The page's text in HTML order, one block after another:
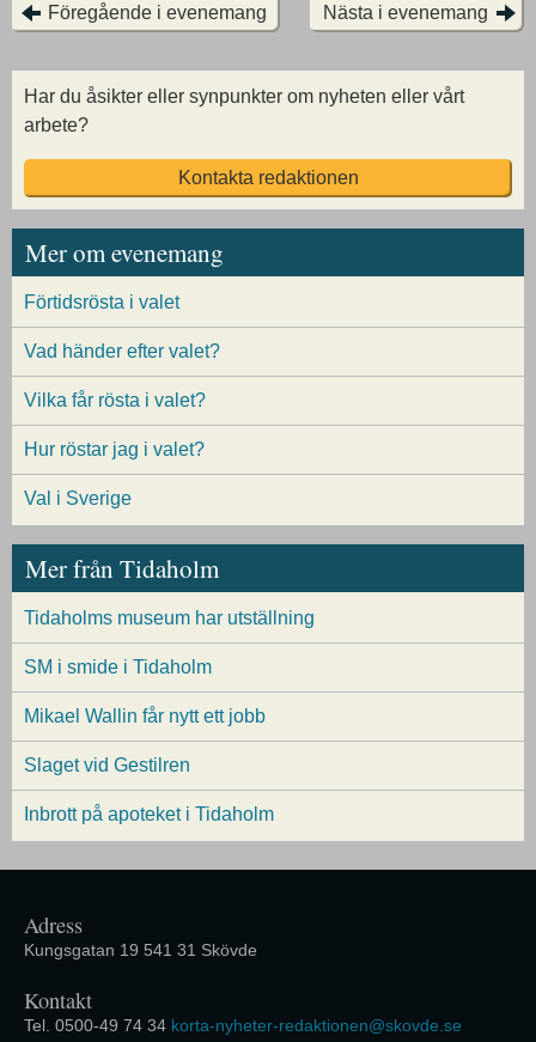
Föregående i evenemang Nästa i evenemang
Har du åsikter eller synpunkter om nyheten eller vårt
arbete?
Kontakta redaktionen
Mer om evenemang
Förtidsrösta i valet
Vad händer efter valet?
Vilka får rösta i valet?
Hur röstar jag i valet?
Val i Sverige
Mer från Tidaholm
Tidaholms museum har utställning
SM i smide i Tidaholm
Mikael Wallin får nytt ett jobb
Slaget vid Gestilren
Inbrott på apoteket i Tidaholm
Adress
Kungsgatan 19 541 31 Skövde
Kontakt
Tel. 0500-49 74 34 korta-nyheter-redaktionen@skovde.se